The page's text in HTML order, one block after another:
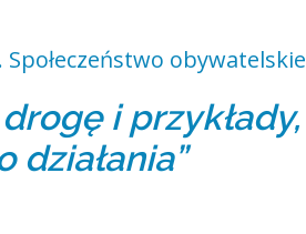
obywatelskie
i przykłady,